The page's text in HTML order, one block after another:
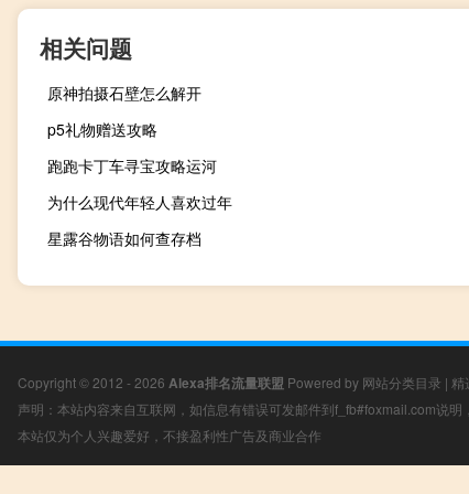
相关问题
原神拍摄石壁怎么解开
p5礼物赠送攻略
跑跑卡丁车寻宝攻略运河
为什么现代年轻人喜欢过年
星露谷物语如何查存档
Copyright © 2012 - 2026 Alexa排名流量联盟 Powered by 网站分类目录 | 精
声明：本站内容来自互联网，如信息有错误可发邮件到f_fb#foxmail.com说明
本站仅为个人兴趣爱好，不接盈利性广告及商业合作